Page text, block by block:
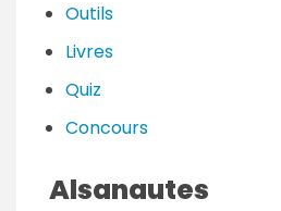
Outils
Livres
Quiz
Concours
Alsanautes